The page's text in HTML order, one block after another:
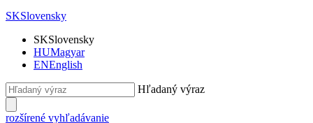
SKSlovensky
SKSlovensky
HUMagyar
ENEnglish
Hľadaný výraz
rozšírené vyhľadávanie